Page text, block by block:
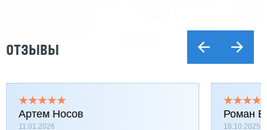
ОТЗЫВЫ
Артем Носов
11.01.2026
Роман
18.10.2025